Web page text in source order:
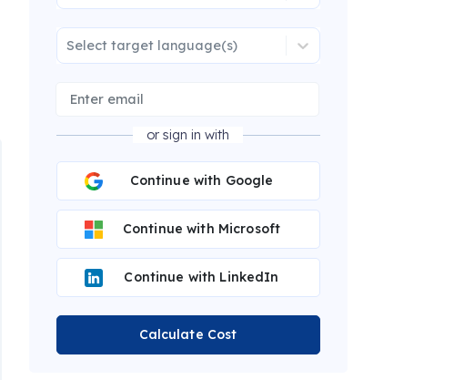
Select target language(s)
or sign in with
Continue with Google
Continue with Microsoft
Continue with LinkedIn
Calculate Cost